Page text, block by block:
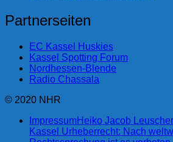
Partnerseiten
EC Kassel Huskies
Kassel Spotting Forum
Nordhessen-Blende
Radio Chassala
© 2020 NHR
ImpressumHeiko Jacob
Kassel Urheberrecht: Nach